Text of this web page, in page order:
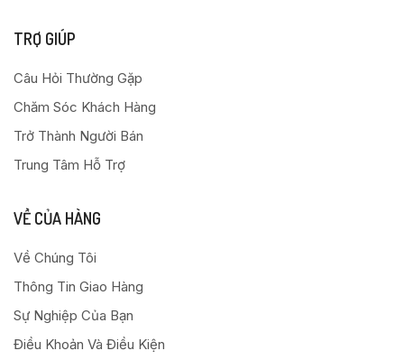
TRỢ GIÚP
Câu Hỏi Thường Gặp
Chăm Sóc Khách Hàng
Trở Thành Người Bán
Trung Tâm Hỗ Trợ
VỀ CỦA HÀNG
Về Chúng Tôi
Thông Tin Giao Hàng
Sự Nghiệp Của Bạn
Điều Khoản Và Điều Kiện